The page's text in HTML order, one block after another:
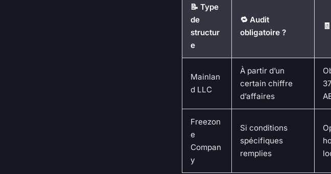
📝 Type
de
structur
e
🔁 Audit
obligatoire ?
Mainlan
d LLC
À partir d’un
certain chiffre
d’affaires
Freezon
e
Compan
y
Si conditions
spécifiques
remplies